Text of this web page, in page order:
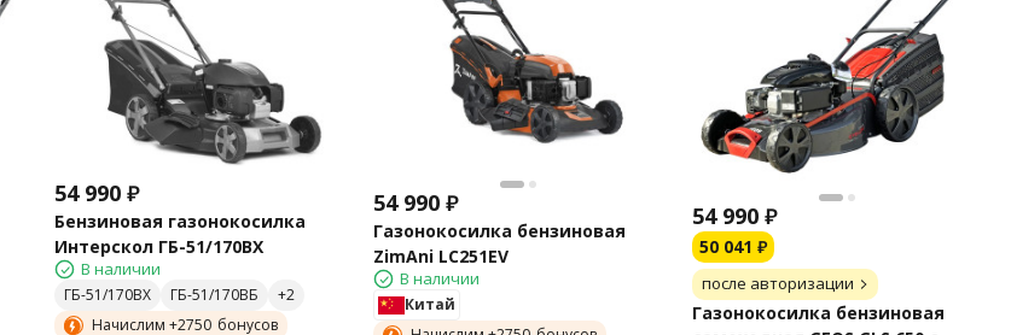
54 990 ₽
Бензиновая газонокосилка
Интерскол ГБ-51/170ВХ
В наличии
ГБ-51/170ВХ
ГБ-51/170ВБ
Начислим +2750 бонусов
54 990 ₽
Газонокосилка бензиновая
ZimAni LC251EV
В наличии
Китай
54 990 ₽
50 041 ₽
после авторизации
Газонокосилка бензиновая